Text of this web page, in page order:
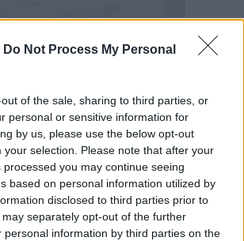
Do Not Process My Personal
of the sale, sharing to third parties, or
personal or sensitive information for
by us, please use the below opt-out
your selection. Please note that after your
you may continue seeing
based on personal information utilized by
disclosed to third parties prior to
separately opt-out of the further
personal information by third parties on the
Muani: le ultime
tra i due club è quella di un
, con il nodo legato all’obbligo
lo vorrebbero quasi certo e
molto semplici, mentre la Juve
al raggiungimento di un